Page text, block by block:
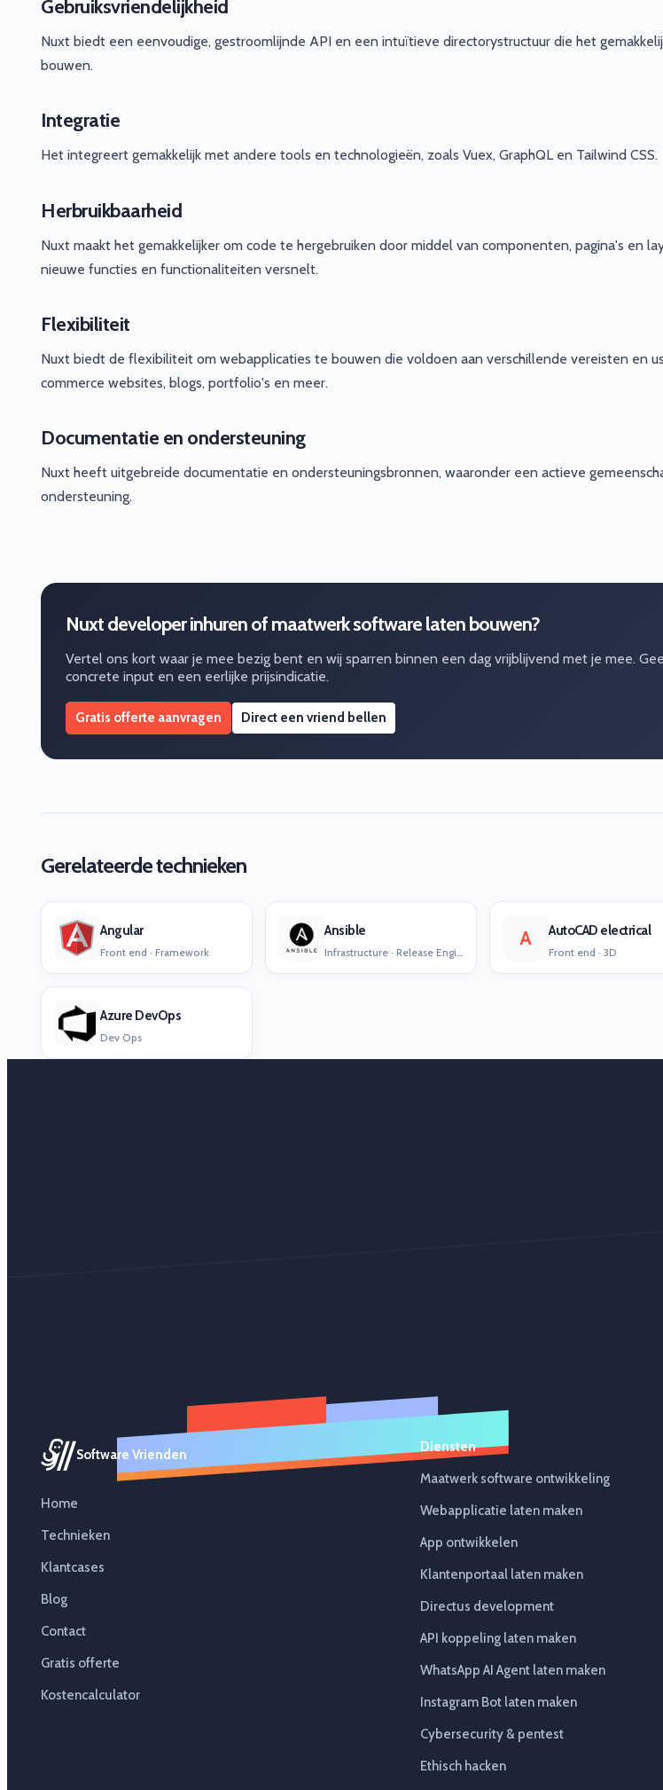
Gebruiksvriendelijkheid
Nuxt biedt een eenvoudige, gestroomlijnde API en een intuïtieve directorystructuur die het
bouwen.
Integratie
Het integreert gemakkelijk met andere tools en technologieën, zoals Vuex, GraphQL en Tailwind CSS.
Herbruikbaarheid
Nuxt maakt het gemakkelijker om code te hergebruiken door middel van componenten, pagina's en
nieuwe functies en functionaliteiten versnelt.
Flexibiliteit
Nuxt biedt de flexibiliteit om webapplicaties te bouwen die voldoen aan verschillende vereisten en
commerce websites, blogs, portfolio's en meer.
Documentatie en ondersteuning
Nuxt heeft uitgebreide documentatie en ondersteuningsbronnen, waaronder een actieve
ondersteuning.
Nuxt developer inhuren of maatwerk software laten bouwen?
Vertel ons kort waar je mee bezig bent en wij sparren binnen een dag vrijblijvend met je mee.
concrete input en een eerlijke prijsindicatie.
Gratis offerte aanvragen Direct een vriend bellen
Gerelateerde technieken
Angular
Front end · Framework
Ansible A AutoCAD electrical
Front end · 3D
Azure DevOps
Dev Ops
Software Vrienden
Home
Technieken
Klantcases
Blog
Contact
Gratis offerte
Kostencalculator
Diensten
Maatwerk software ontwikkeling
Webapplicatie laten maken
App ontwikkelen
Klantenportaal laten maken
Directus development
API koppeling laten maken
WhatsApp AI Agent laten maken
Instagram Bot laten maken
Cybersecurity & pentest
Ethisch hacken